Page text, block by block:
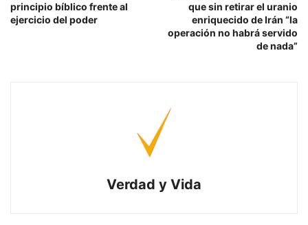
principio bíblico frente al
ejercicio del poder
que sin retirar el uranio
enriquecido de Irán “la
operación no habrá servido
de nada”
Verdad y Vida